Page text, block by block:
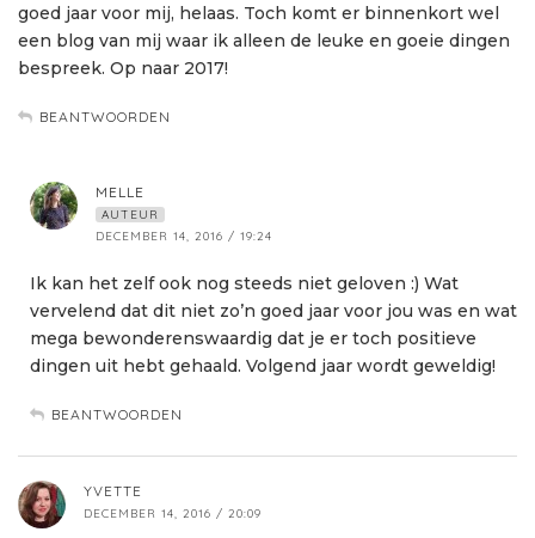
goed jaar voor mij, helaas. Toch komt er binnenkort wel
een blog van mij waar ik alleen de leuke en goeie dingen
bespreek. Op naar 2017!
BEANTWOORDEN
MELLE
AUTEUR
DECEMBER 14, 2016 / 19:24
Ik kan het zelf ook nog steeds niet geloven :) Wat
vervelend dat dit niet zo’n goed jaar voor jou was en wat
mega bewonderenswaardig dat je er toch positieve
dingen uit hebt gehaald. Volgend jaar wordt geweldig!
BEANTWOORDEN
YVETTE
DECEMBER 14, 2016 / 20:09